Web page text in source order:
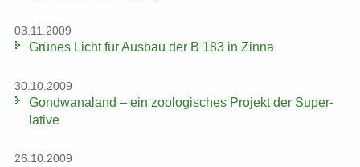
03.11.2009
Grü­nes Licht für Aus­bau der B 183 in Zinna
30.10.2009
Gond­wa­na­land – ein zoo­lo­gi­sches Pro­jekt der Su­per­
la­ti­ve
26.10.2009